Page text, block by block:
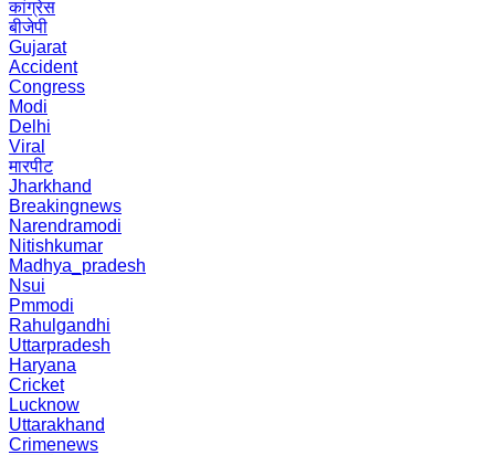
कांग्रेस
बीजेपी
Gujarat
Accident
Congress
Modi
Delhi
Viral
मारपीट
Jharkhand
Breakingnews
Narendramodi
Nitishkumar
Madhya_pradesh
Nsui
Pmmodi
Rahulgandhi
Uttarpradesh
Haryana
Cricket
Lucknow
Uttarakhand
Crimenews